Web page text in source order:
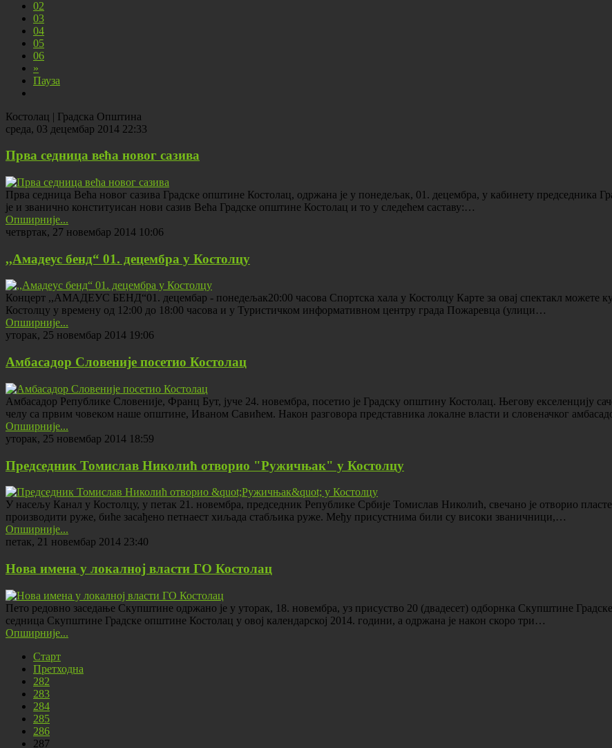
02
03
04
05
06
»
Пауза
Костолац | Градска Општина
среда, 03 децембар 2014 22:33
Прва седница већа новог сазива
Прва седница Већа новог сазива Градске општине Костолац, одржана је у понедељак, 01. децембра, у кабинету председника
је и званично конституисан нови сазив Већа Градске општине Костолац и то у следећем саставу:…
Опширније...
четвртак, 27 новембар 2014 10:06
,,Амадеус бенд“ 01. децембра у Костолцу
Концерт ,,АМАДЕУС БЕНД“01. децембар - понедељак20:00 часова Спортска хала у Костолцу Карте за овај спектакл можете
Костолцу у времену од 12:00 до 18:00 часова и у Туристичком информативном центру града Пожаревца (улици…
Опширније...
уторак, 25 новембар 2014 19:06
Амбасадор Словеније посетио Костолац
Амбасадор Републике Словеније, Франц Бут, јуче 24. новембра, посетио је Градску општину Костолац. Његову екселенцију
челу са првим човеком наше општине, Иваном Савићем. Након разговора представника локалне власти и словеначког
Опширније...
уторак, 25 новембар 2014 18:59
Председник Томислав Николић отворио "Ружичњак" у Костолцу
У насељу Канал у Костолцу, у петак 21. новембра, председник Републике Србије Томислав Николић, свечано је отворио
производити руже, биће засађено петнаест хиљада стабљика руже. Међу присустнима били су високи званичници,…
Опширније...
петак, 21 новембар 2014 23:40
Нова имена у локалној власти ГО Костолац
Пето редовно заседање Скупштине одржано је у уторак, 18. новембра, уз присуство 20 (двадесет) одборнка Скупштине
седница Скупштине Градске општине Костолац у овој календарској 2014. години, а одржана је након скоро три…
Опширније...
Старт
Претходна
282
283
284
285
286
287